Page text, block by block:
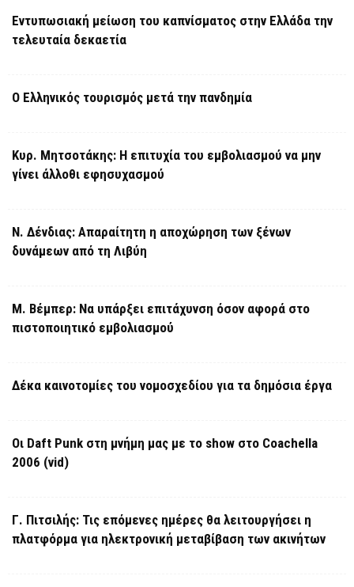
Εντυπωσιακή μείωση του καπνίσματος στην Ελλάδα την
τελευταία δεκαετία
Ο Ελληνικός τουρισμός μετά την πανδημία
Κυρ. Μητσοτάκης: Η επιτυχία του εμβολιασμού να μην
γίνει άλλοθι εφησυχασμού
Ν. Δένδιας: Απαραίτητη η αποχώρηση των ξένων
δυνάμεων από τη Λιβύη
Μ. Βέμπερ: Να υπάρξει επιτάχυνση όσον αφορά στο
πιστοποιητικό εμβολιασμού
Δέκα καινοτομίες του νομοσχεδίου για τα δημόσια έργα
Οι Daft Punk στη μνήμη μας με το show στο Coachella
2006 (vid)
Γ. Πιτσιλής: Τις επόμενες ημέρες θα λειτουργήσει η
πλατφόρμα για ηλεκτρονική μεταβίβαση των ακινήτων